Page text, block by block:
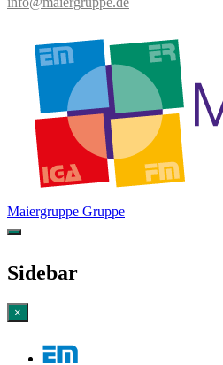
Maiergruppe Gruppe
Sidebar
×